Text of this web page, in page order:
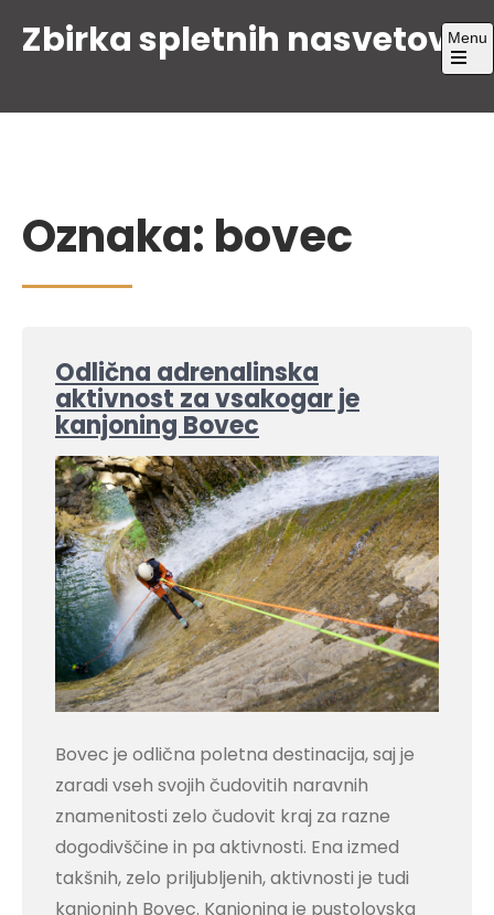
Zbirka spletnih nasvetovMenu
Open
main
Oznaka: bovec
Odlična adrenalinska
aktivnost za vsakogar je
kanjoning Bovec
Bovec je odlična poletna destinacija, saj je
zaradi vseh svojih čudovitih naravnih
znamenitosti zelo čudovit kraj za razne
dogodivščine in pa aktivnosti. Ena izmed
takšnih, zelo priljubljenih, aktivnosti je tudi
kanjoninh Bovec. Kanjoning je pustolovska